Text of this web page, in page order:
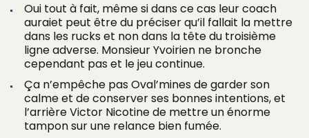
Oui tout à fait, même si dans ce cas leur coach
auraiet peut être du préciser qu’il fallait la mettre
dans les rucks et non dans la tête du troisième
ligne adverse. Monsieur Yvoirien ne bronche
cependant pas et le jeu continue.
Ça n’empêche pas Oval’mines de garder son
calme et de conserver ses bonnes intentions, et
l’arrière Victor Nicotine de mettre un énorme
tampon sur une relance bien fumée.